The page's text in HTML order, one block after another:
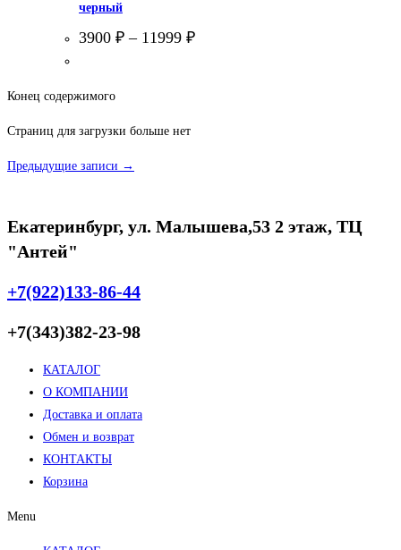
черный
3900 ₽ – 11999 ₽
Конец содержимого
Страниц для загрузки больше нет
Предыдущие записи →
Екатеринбург, ул. Малышева,53 2 этаж, ТЦ
"Антей"
+7(922)133-86-44
+7(343)382-23-98
КАТАЛОГ
О КОМПАНИИ
Доставка и оплата
Обмен и возврат
КОНТАКТЫ
Корзина
Menu